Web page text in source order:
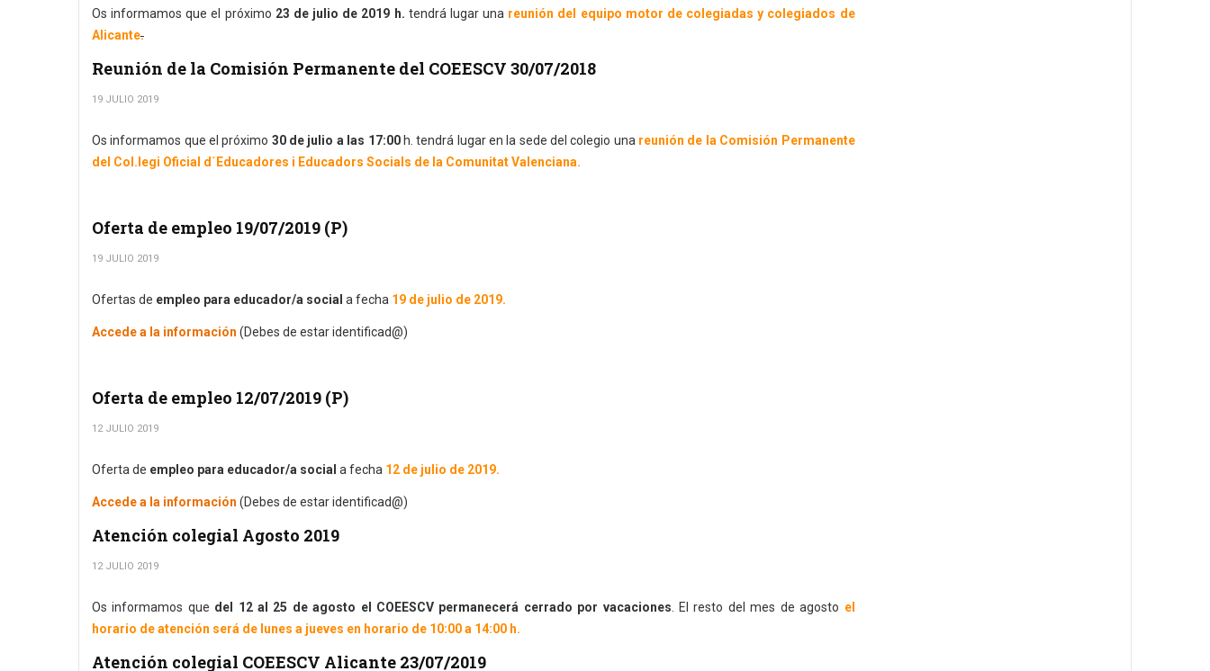
Os informamos que el próximo 23 de julio de 2019 h. tendrá lugar una reunión del equipo motor de colegiadas y colegiados de
Alicante.
Reunión de la Comisión Permanente del COEESCV 30/07/2018
19 JULIO 2019
Os informamos que el próximo 30 de julio a las 17:00 h. tendrá lugar en la sede del colegio una reunión de la Comisión Permanente
del Col.legi Oficial d´Educadores i Educadors Socials de la Comunitat Valenciana.
Oferta de empleo 19/07/2019 (P)
19 JULIO 2019
Ofertas de empleo para educador/a social a fecha 19 de julio de 2019.
Accede a la información (Debes de estar identificad@)
Oferta de empleo 12/07/2019 (P)
12 JULIO 2019
Oferta de empleo para educador/a social a fecha 12 de julio de 2019.
Accede a la información (Debes de estar identificad@)
Atención colegial Agosto 2019
12 JULIO 2019
Os informamos que del 12 al 25 de agosto el COEESCV permanecerá cerrado por vacaciones . El resto del mes de agosto el
horario de atención será de lunes a jueves en horario de 10:00 a 14:00 h.
Atención colegial COEESCV Alicante 23/07/2019